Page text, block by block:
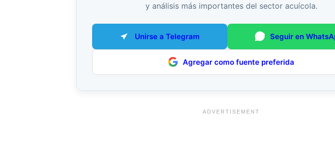
y análisis más importantes del sector acuícola.
Unirse a Telegram Seguir en
Agregar como fuente preferida